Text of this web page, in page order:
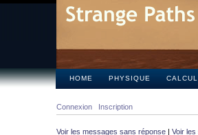
HOME PHYSIQUE CALCUL
Connexion Inscription
Voir les messages sans réponse | Voir